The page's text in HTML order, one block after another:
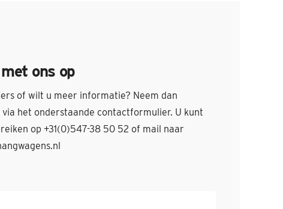
ons op
of wilt u meer informatie? Neem dan
het onderstaande contactformulier. U kunt
op +31(0)547-38 50 52 of mail naar